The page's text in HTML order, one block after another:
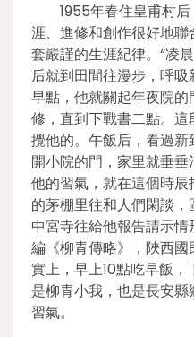
1955年春住皇甫村
涯、進修和創作很好地
套嚴謹的生涯紀律。“凌
后就到田間往漫步，呼
早點，他就關起年夜院
修，直到下戰書二點。
攪他的。午飯后，看過
開小院的門，家里就垂
他的習氣，就在這個時
的茅棚里往和人們閑談
中宮寺往給他報告請示
編《柳青傳略》，陜西
實上，早上10點吃早飯
是柳青小我，也是長安
習氣。